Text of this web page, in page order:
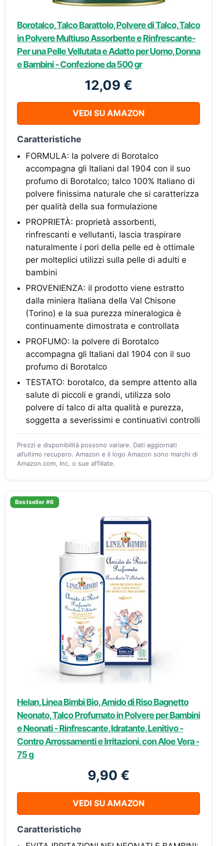
Borotalco, Talco Barattolo, Polvere di Talco, Talco
in Polvere Multiuso Assorbente e Rinfrescante-
Per una Pelle Vellutata e Adatto per Uomo, Donna
e Bambini - Confezione da 500 gr
12,09 €
VEDI SU AMAZON
Caratteristiche
FORMULA: la polvere di Borotalco
accompagna gli Italiani dal 1904 con il suo
profumo di Borotalco; talco 100% Italiano di
polvere finissima naturale che si caratterizza
per qualità della sua formulazione
PROPRIETÀ: proprietà assorbenti,
rinfrescanti e vellutanti, lascia traspirare
naturalmente i pori della pelle ed è ottimale
per molteplici utilizzi sulla pelle di adulti e
bambini
PROVENIENZA: il prodotto viene estratto
dalla miniera Italiana della Val Chisone
(Torino) e la sua purezza mineralogica è
continuamente dimostrata e controllata
PROFUMO: la polvere di Borotalco
accompagna gli Italiani dal 1904 con il suo
profumo di Borotalco
TESTATO: borotalco, da sempre attento alla
salute di piccoli e grandi, utilizza solo
polvere di talco di alta qualità e purezza,
soggetta a severissimi e continuativi controlli
Prezzi e disponibilità possono variare. Dati aggiornati
all’ultimo recupero. Amazon e il logo Amazon sono marchi di
Amazon.com, Inc. o sue affiliate.
Bestseller #6
Helan, Linea Bimbi Bio, Amido di Riso Bagnetto
Neonato, Talco Profumato in Polvere per Bambini
e Neonati - Rinfrescante, Idratante, Lenitivo -
Contro Arrossamenti e Irritazioni, con Aloe Vera -
75 g
9,90 €
VEDI SU AMAZON
Caratteristiche